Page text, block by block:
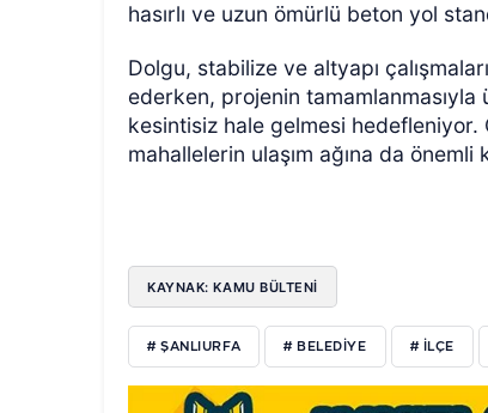
hasırlı ve uzun ömürlü beton yol
Dolgu, stabilize ve altyapı
ederken, projenin tamamlanmasıyla
kesintisiz hale gelmesi hedefleniyor.
mahallelerin ulaşım ağına da önemli
KAYNAK: KAMU BÜLTENİ
# ŞANLIURFA # BELEDIYE # ILÇE